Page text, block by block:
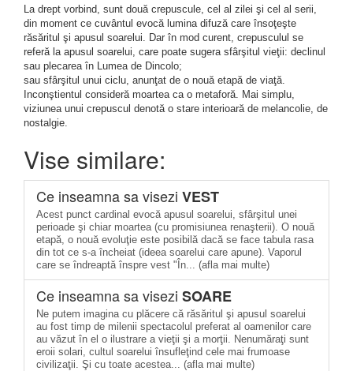
La drept vorbind, sunt două crepuscule, cel al zilei şi cel al serii,
din moment ce cuvântul evocă lumina difuză care însoţeşte
răsăritul şi apusul soarelui. Dar în mod curent, crepusculul se
referă la apusul soarelui, care poate sugera sfârşitul vieţii: declinul
sau plecarea în Lumea de Dincolo;
sau sfârşitul unui ciclu, anunţat de o nouă etapă de viaţă.
Inconştientul consideră moartea ca o metaforă. Mai simplu,
viziunea unui crepuscul denotă o stare interioară de melancolie, de
nostalgie.
Vise similare:
Ce inseamna sa visezi VEST
Acest punct cardinal evocă apusul soarelui, sfârşitul unei
perioade şi chiar moartea (cu promisiunea renaşterii). O nouă
etapă, o nouă evoluţie este posibilă dacă se face tabula rasa
din tot ce s-a încheiat (ideea soarelui care apune). Vaporul
care se îndreaptă înspre vest "În... (afla mai multe)
Ce inseamna sa visezi SOARE
Ne putem imagina cu plăcere că răsăritul şi apusul soarelui
au fost timp de milenii spectacolul preferat al oamenilor care
au văzut în el o ilustrare a vieţii şi a morţii. Nenumăraţi sunt
eroii solari, cultul soarelui însufleţind cele mai frumoase
civilizaţii. Şi cu toate acestea... (afla mai multe)